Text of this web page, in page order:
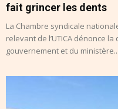
fait grincer les dents
La Chambre syndicale
relevant de l’UTICA dénonce
gouvernement et du ministère...